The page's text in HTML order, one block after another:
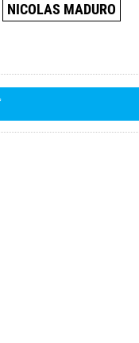
NICOLAS MADURO